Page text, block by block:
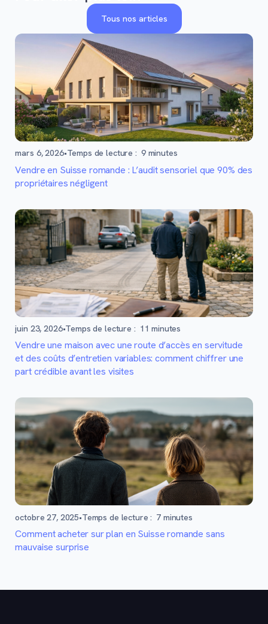
Tous nos articles
mars 6, 2026•Temps de lecture : 9minutes
Vendre en Suisse romande : L’audit sensoriel que 90% des
propriétaires négligent
juin 23, 2026•Temps de lecture : 11 minutes
Vendre une maison avec une route d’accès en servitude
et des coûts d’entretien variables: comment chiffrer une
part crédible avant les visites
octobre 27, 2025•Temps de lecture : 7 minutes
Comment acheter sur plan en Suisse romande sans
mauvaise surprise